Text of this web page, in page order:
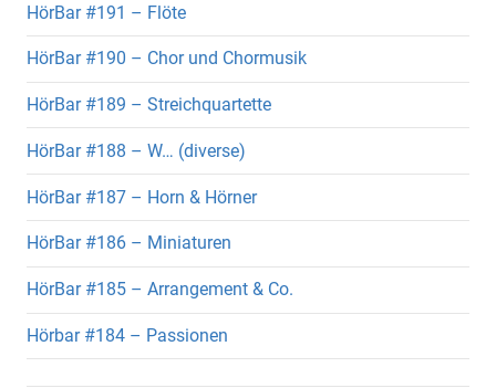
HörBar #191 – Flöte
HörBar #190 – Chor und Chormusik
HörBar #189 – Streichquartette
HörBar #188 – W… (diverse)
HörBar #187 – Horn & Hörner
HörBar #186 – Miniaturen
HörBar #185 – Arrangement & Co.
Hörbar #184 – Passionen